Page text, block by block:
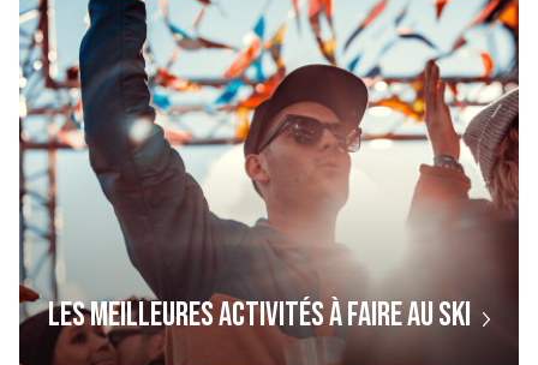
LES MEILLEURES ACTIVITÉS À FAIRE AU SKI